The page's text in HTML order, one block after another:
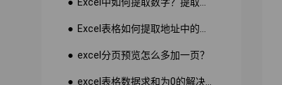
● excel分页预览怎么多加一页？